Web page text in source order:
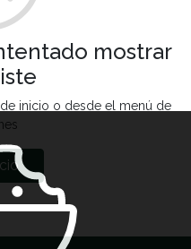
mostrar
inicio o desde el menú de